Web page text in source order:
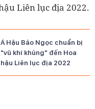
Liên lục địa 2022.
Á Hậu Bảo Ngọc chuẩn bị
"vũ khí khủng" đến Hoa
hậu Liên lục địa 2022